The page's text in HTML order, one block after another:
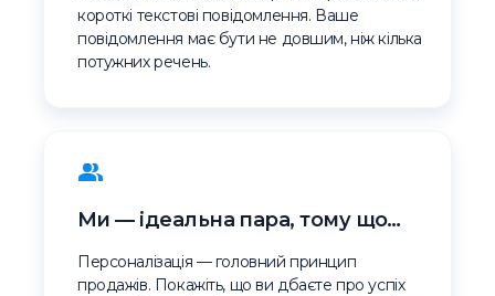
короткі текстові повідомлення. Ваше
повідомлення має бути не довшим, ніж кілька
потужних речень.
Ми — ідеальна пара, тому що…
Персоналізація — головний принцип
продажів. Покажіть, що ви дбаєте про успіх